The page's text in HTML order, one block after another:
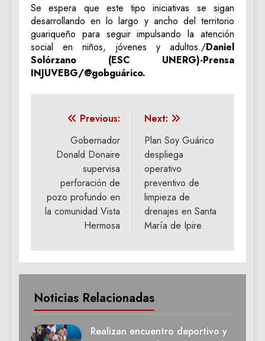
Se espera que este tipo iniciativas se sigan
desarrollando en lo largo y ancho del territorio
guariqueño para seguir impulsando la atención
social en niños, jóvenes y adultos./Daniel
Solórzano (ESC UNERG)-Prensa
INJUVEBG/@gobguárico.
Navegación
entradas
Previous:
Gobernador
Donald Donaire
supervisa
perforación de
pozo profundo en
la comunidad Vista
Hermosa
Next:
Plan Soy Guárico
despliega
operativo
preventivo de
limpieza de
drenajes en Santa
María de Ipire
Noticias Relacionadas
Realizan encuentro deportivo y